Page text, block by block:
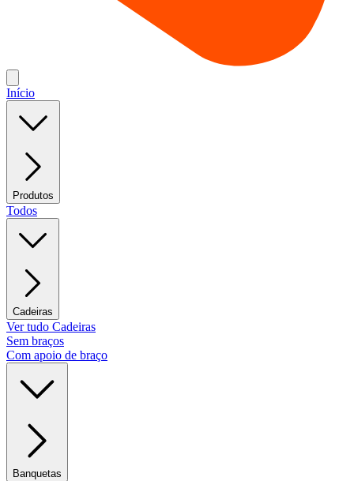
Início
Produtos
Todos
Cadeiras
Ver tudo Cadeiras
Sem braços
Com apoio de braço
Banquetas